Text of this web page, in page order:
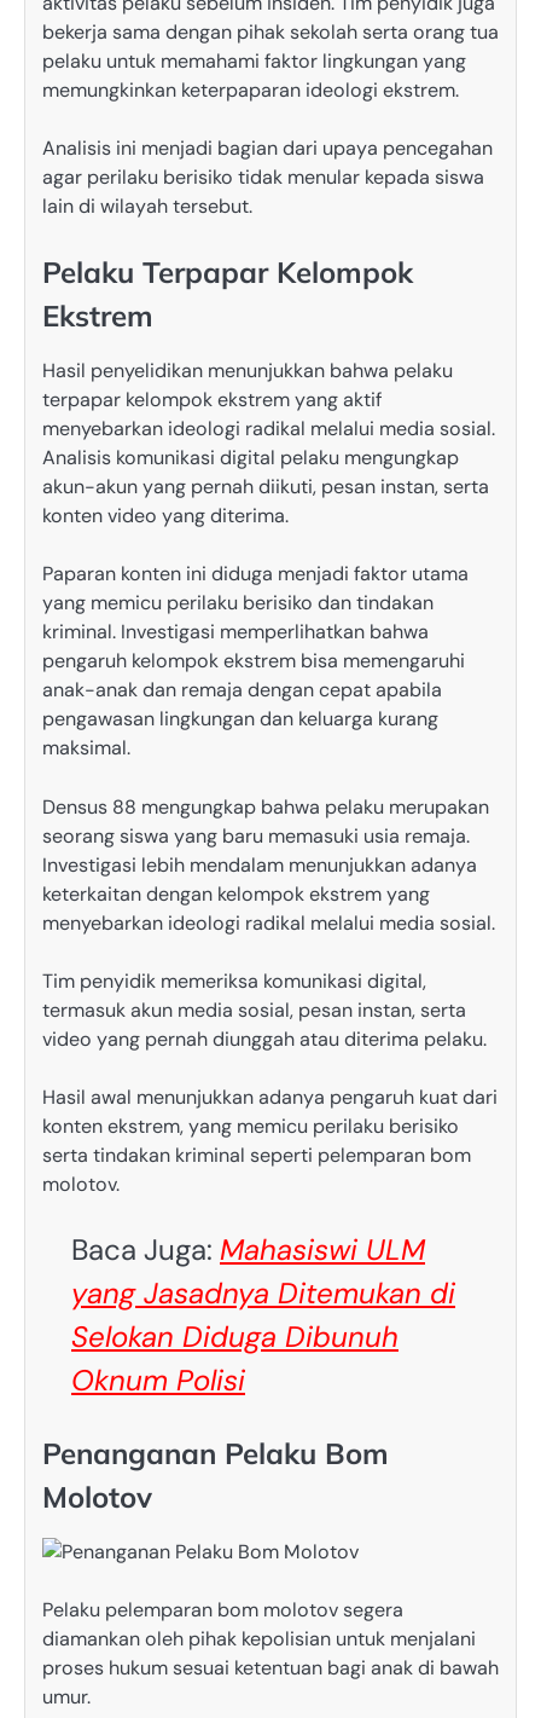
bekerja sama dengan pihak sekolah serta orang tua
pelaku untuk memahami faktor lingkungan yang
memungkinkan keterpaparan ideologi ekstrem.
Analisis ini menjadi bagian dari upaya pencegahan
agar perilaku berisiko tidak menular kepada siswa
lain di wilayah tersebut.
Pelaku Terpapar Kelompok
Ekstrem
Hasil penyelidikan menunjukkan bahwa pelaku
terpapar kelompok ekstrem yang aktif
menyebarkan ideologi radikal melalui media sosial.
Analisis komunikasi digital pelaku mengungkap
akun-akun yang pernah diikuti, pesan instan, serta
konten video yang diterima.
Paparan konten ini diduga menjadi faktor utama
yang memicu perilaku berisiko dan tindakan
kriminal. Investigasi memperlihatkan bahwa
pengaruh kelompok ekstrem bisa memengaruhi
anak-anak dan remaja dengan cepat apabila
pengawasan lingkungan dan keluarga kurang
maksimal.
Densus 88 mengungkap bahwa pelaku merupakan
seorang siswa yang baru memasuki usia remaja.
Investigasi lebih mendalam menunjukkan adanya
keterkaitan dengan kelompok ekstrem yang
menyebarkan ideologi radikal melalui media sosial.
Tim penyidik memeriksa komunikasi digital,
termasuk akun media sosial, pesan instan, serta
video yang pernah diunggah atau diterima pelaku.
Hasil awal menunjukkan adanya pengaruh kuat dari
konten ekstrem, yang memicu perilaku berisiko
serta tindakan kriminal seperti pelemparan bom
molotov.
Baca Juga: Mahasiswi ULM
yang Jasadnya Ditemukan di
Selokan Diduga Dibunuh
Oknum Polisi
Penanganan Pelaku Bom
Molotov
Pelaku pelemparan bom molotov segera
diamankan oleh pihak kepolisian untuk menjalani
proses hukum sesuai ketentuan bagi anak di bawah
umur.